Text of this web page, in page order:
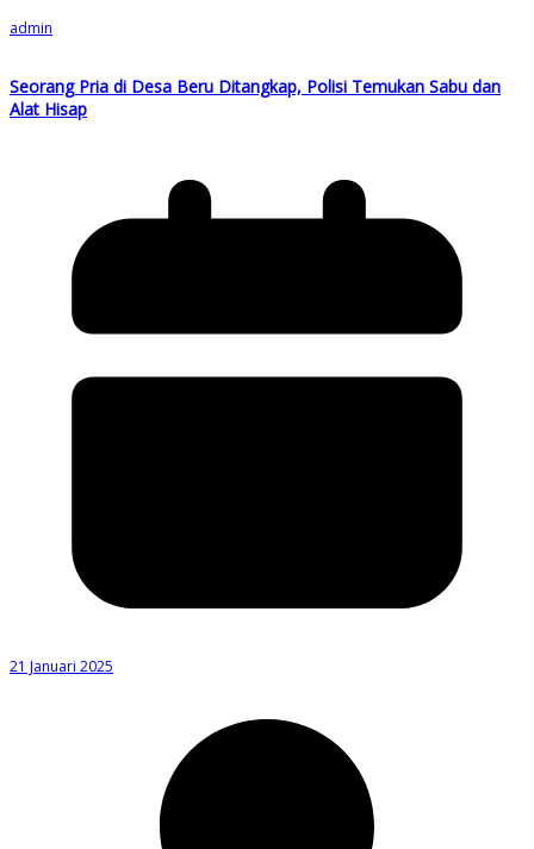
admin
Seorang Pria di Desa Beru Ditangkap, Polisi Temukan Sabu dan
Alat Hisap
21 Januari 2025